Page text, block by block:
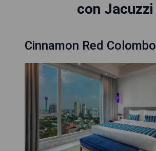
con Jacuzzi
Cinnamon Red Colombo